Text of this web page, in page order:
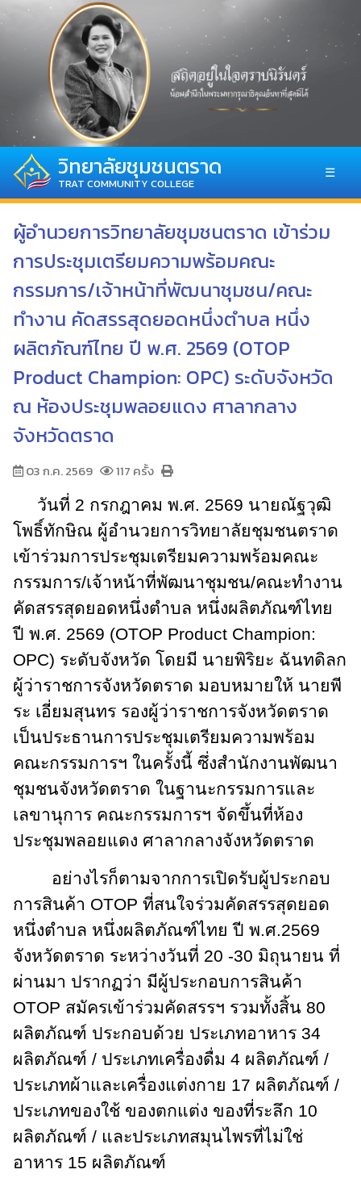
วิทยาลัยชุมชนตราด
TRAT COMMUNITY COLLEGE
☰
ผู้อำนวยการวิทยาลัยชุมชนตราด เข้าร่วม
การประชุมเตรียมความพร้อมคณะ
กรรมการ/เจ้าหน้าที่พัฒนาชุมชน/คณะ
ทำงาน คัดสรรสุดยอดหนึ่งตำบล หนึ่ง
ผลิตภัณฑ์ไทย ปี พ.ศ. 2569 (OTOP
Product Champion: OPC) ระดับจังหวัด
ณ ห้องประชุมพลอยแดง ศาลากลาง
จังหวัดตราด
03 ก.ค. 2569 117 ครั้ง
วันที่ 2 กรกฎาคม พ.ศ. 2569 นายณัฐวุฒิ
โพธิ์ทักษิณ ผู้อำนวยการวิทยาลัยชุมชนตราด
เข้าร่วมการประชุมเตรียมความพร้อมคณะ
กรรมการ/เจ้าหน้าที่พัฒนาชุมชน/คณะทำงาน
คัดสรรสุดยอดหนึ่งตำบล หนึ่งผลิตภัณฑ์ไทย
ปี พ.ศ. 2569 (OTOP Product Champion:
OPC) ระดับจังหวัด โดยมี นายพิริยะ ฉันทดิลก
ผู้ว่าราชการจังหวัดตราด มอบหมายให้ นายพี
ระ เอี่ยมสุนทร รองผู้ว่าราชการจังหวัดตราด
เป็นประธานการประชุมเตรียมความพร้อม
คณะกรรมการฯ ในครั้งนี้ ซึ่งสำนักงานพัฒนา
ชุมชนจังหวัดตราด ในฐานะกรรมการและ
เลขานุการ คณะกรรมการฯ จัดขึ้นที่ห้อง
ประชุมพลอยแดง ศาลากลางจังหวัดตราด
อย่างไรก็ตามจากการเปิดรับผู้ประกอบ
การสินค้า OTOP ที่สนใจร่วมคัดสรรสุดยอด
หนึ่งตำบล หนึ่งผลิตภัณฑ์ไทย ปี พ.ศ.2569
จังหวัดตราด ระหว่างวันที่ 20 -30 มิถุนายน ที่
ผ่านมา ปรากฏว่า มีผู้ประกอบการสินค้า
OTOP สมัครเข้าร่วมคัดสรรฯ รวมทั้งสิ้น 80
ผลิตภัณฑ์ ประกอบด้วย ประเภทอาหาร 34
ผลิตภัณฑ์ / ประเภทเครื่องดื่ม 4 ผลิตภัณฑ์ /
ประเภทผ้าและเครื่องแต่งกาย 17 ผลิตภัณฑ์ /
ประเภทของใช้ ของตกแต่ง ของที่ระลึก 10
ผลิตภัณฑ์ / และประเภทสมุนไพรที่ไม่ใช่
อาหาร 15 ผลิตภัณฑ์